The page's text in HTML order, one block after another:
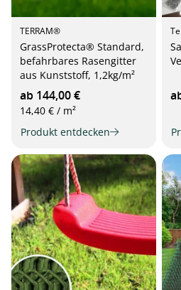
TERRAM®
GrassProtecta® Standard,
befahrbares Rasengitter
aus Kunststoff, 1,2kg/m²
ab 144,00 €
14,40 € / m²
Produkt entdecken